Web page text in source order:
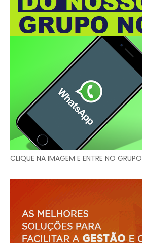
CLIQUE NA IMAGEM E ENTRE NO GRUPO